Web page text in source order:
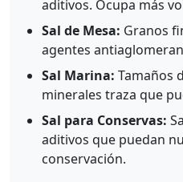
aditivos. Ocupa más
Sal de Mesa: Granos
agentes
Sal Marina: Tamaños
minerales traza que
Sal para Conservas:
aditivos que puedan
conservación.